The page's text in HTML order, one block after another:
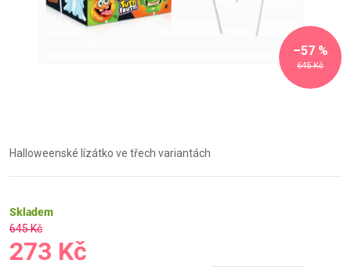
645 Kč
–57 %
Halloweenské lízátko ve třech variantách
Skladem
645 Kč
273 Kč